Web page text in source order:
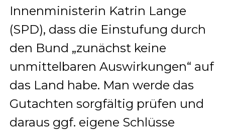
Innenministerin Katrin Lange
(SPD), dass die Einstufung durch
den Bund „zunächst keine
unmittelbaren Auswirkungen“ auf
das Land habe. Man werde das
Gutachten sorgfältig prüfen und
daraus ggf. eigene Schlüsse